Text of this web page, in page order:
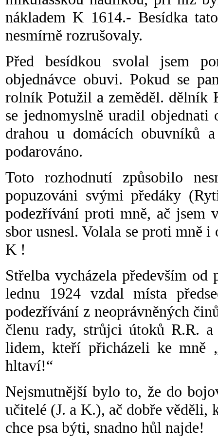
nákladem K 1614.- Besídka
nesmírně rozrušovaly.
Před besídkou svolal jsem
objednávce obuvi. Pokud se
rolník Potužil a zeměděl. dělník
se jednomyslně uradil
drahou u domácích obuvníků
podarováno.
Toto rozhodnutí způsobilo
popuzováni svými předáky
podezřívání proti mně, ač jsem
sbor usnesl. Volala se proti mně
K !
Střelba vycházela především
lednu 1924 vzdal místa
podezřívání z neoprávněných
členu rady, strůjci útoků R.R.
lidem, kteří přicházeli ke mně
hltaví!“
Nejsmutnější bylo to, že do
učitelé (J. a K.), ač dobře věděli,
chce psa býti, snadno hůl najde!